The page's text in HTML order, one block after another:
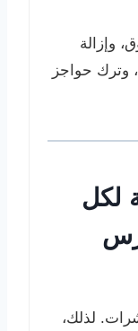
وإزالة
وترك حواجز
لكل
لذلك،